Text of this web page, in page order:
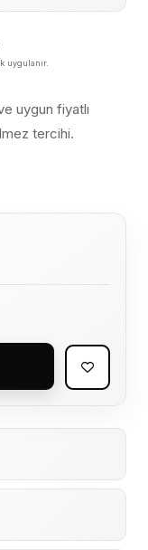
uygulanır.
uygun fiyatlı
tercihi.